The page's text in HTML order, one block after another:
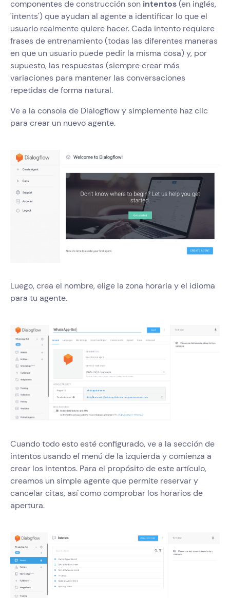
componentes de construcción son intentos(en inglés,
'intents') que ayudan al agente a identificar lo que el
usuario realmente quiere hacer. Cada intento requiere
frases de entrenamiento (todas las diferentes maneras
en que un usuario puede pedir la misma cosa) y, por
supuesto, las respuestas (siempre crear más
variaciones para mantener las conversaciones
repetidas de forma natural.
Ve a la consola de Dialogflow y simplemente haz clic
para crear un nuevo agente.
Luego, crea el nombre, elige la zona horaria y el idioma
para tu agente.
Cuando todo esto esté configurado, ve a la sección de
intentos usando el menú de la izquierda y comienza a
crear los intentos. Para el propósito de este artículo,
creamos un simple agente que permite reservar y
cancelar citas, así como comprobar los horarios de
apertura.